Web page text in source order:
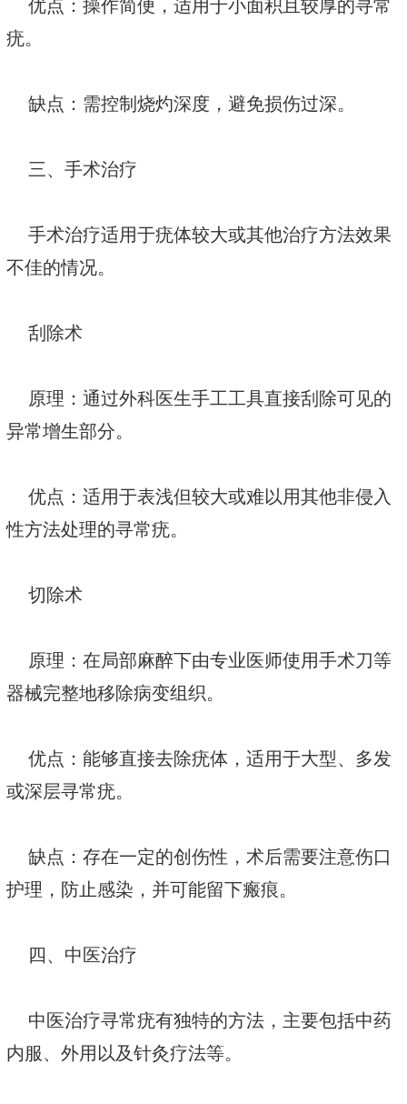
优点：操作简便，适用于小面积且较厚的寻常
疣。
缺点：需控制烧灼深度，避免损伤过深。
三、手术治疗
手术治疗适用于疣体较大或其他治疗方法效果
不佳的情况。
刮除术
原理：通过外科医生手工工具直接刮除可见的
异常增生部分。
优点：适用于表浅但较大或难以用其他非侵入
性方法处理的寻常疣。
切除术
原理：在局部麻醉下由专业医师使用手术刀等
器械完整地移除病变组织。
优点：能够直接去除疣体，适用于大型、多发
或深层寻常疣。
缺点：存在一定的创伤性，术后需要注意伤口
护理，防止感染，并可能留下瘢痕。
四、中医治疗
中医治疗寻常疣有独特的方法，主要包括中药
内服、外用以及针灸疗法等。